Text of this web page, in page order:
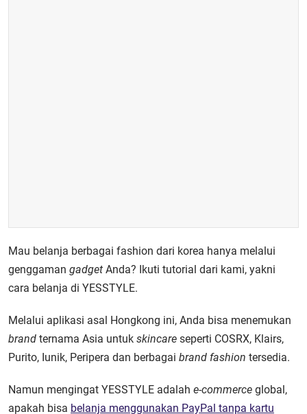
Mau belanja berbagai fashion dari korea hanya melalui
genggaman gadget Anda? Ikuti tutorial dari kami, yakni
cara belanja di YESSTYLE.
Melalui aplikasi asal Hongkong ini, Anda bisa menemukan
brand ternama Asia untuk skincare seperti COSRX, Klairs,
Purito, Iunik, Peripera dan berbagai brand fashion tersedia.
Namun mengingat YESSTYLE adalah e-commerce global,
apakah bisa belanja menggunakan PayPal tanpa kartu